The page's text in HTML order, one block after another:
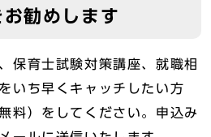
勧めします
保育士試験対策講座、就職相
いち早くキャッチしたい方
料）をしてください。申込み